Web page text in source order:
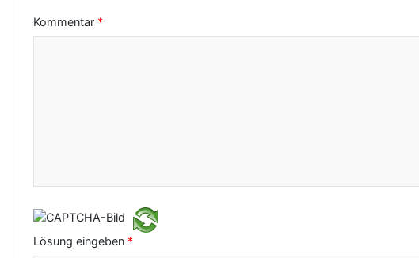
Kommentar *
Lösung eingeben *